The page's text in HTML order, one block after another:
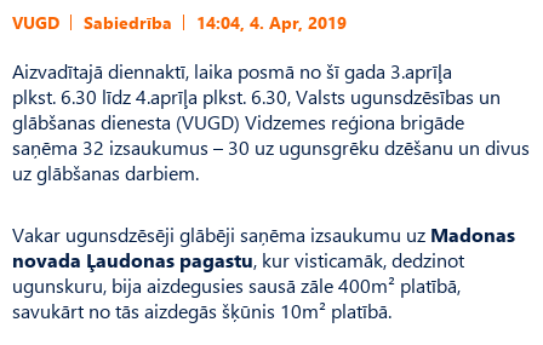
VUGD Sabiedrība 14:04, 4. Apr, 2019
Aizvadītajā diennaktī, laika posmā no šī gada 3.aprīļa
plkst. 6.30 līdz 4.aprīļa plkst. 6.30, Valsts ugunsdzēsības un
glābšanas dienesta (VUGD) Vidzemes reģiona brigāde
saņēma 32 izsaukumus – 30 uz ugunsgrēku dzēšanu un divus
uz glābšanas darbiem.
Vakar ugunsdzēsēji glābēji saņēma izsaukumu uz Madonas
novada Ļaudonas pagastu, kur visticamāk, dedzinot
ugunskuru, bija aizdegusies sausā zāle 400m² platībā,
savukārt no tās aizdegās šķūnis 10m² platībā.